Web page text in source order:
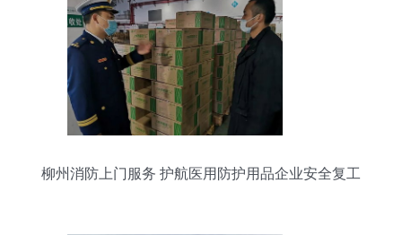
柳州消防上门服务 护航医用防护用品企业安全复工